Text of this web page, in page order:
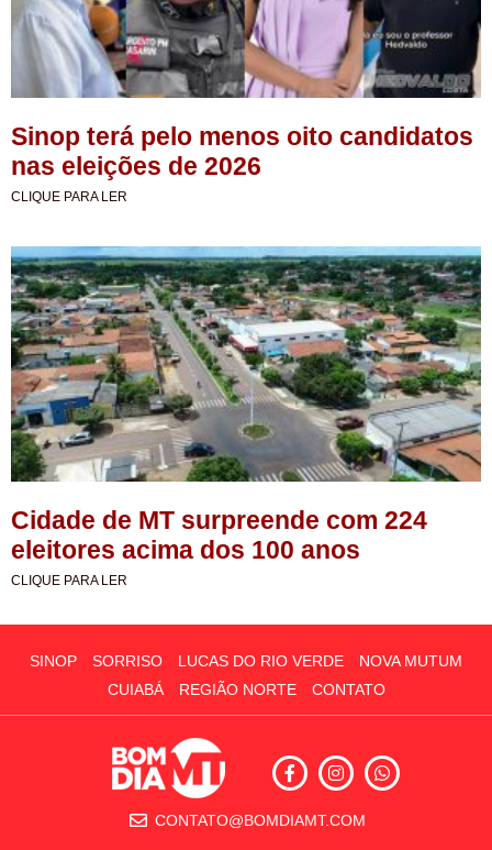
Sinop terá pelo menos oito candidatos
nas eleições de 2026
CLIQUE PARA LER
Cidade de MT surpreende com 224
eleitores acima dos 100 anos
CLIQUE PARA LER
SINOP SORRISO LUCAS DO RIO VERDE
NOVA MUTUM
CUIABÁ
REGIÃO NORTE CONTATO
CONTATO@BOMDIAMT.COM